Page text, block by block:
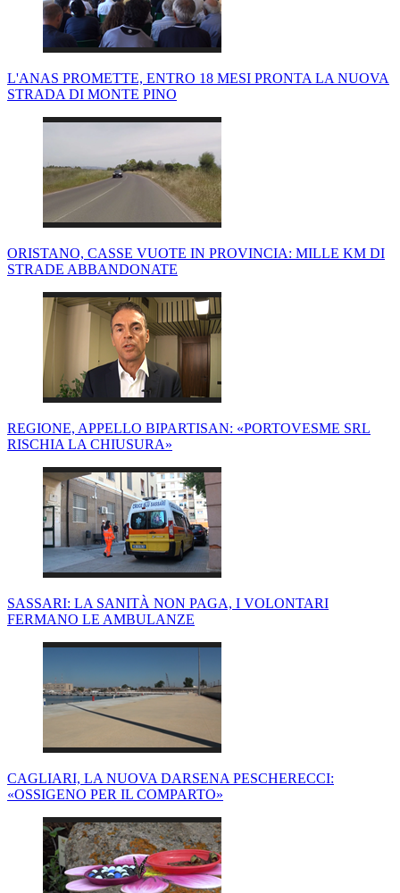
L'ANAS PROMETTE, ENTRO 18 MESI PRONTA LA NUOVA
STRADA DI MONTE PINO
ORISTANO, CASSE VUOTE IN PROVINCIA: MILLE KM DI
STRADE ABBANDONATE
REGIONE, APPELLO BIPARTISAN: «PORTOVESME SRL
RISCHIA LA CHIUSURA»
SASSARI: LA SANITÀ NON PAGA, I VOLONTARI
FERMANO LE AMBULANZE
CAGLIARI, LA NUOVA DARSENA PESCHERECCI:
«OSSIGENO PER IL COMPARTO»